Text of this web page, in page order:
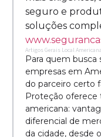
seguro e
soluções
Artigos Gerais Local Americana
Para quem busca
empresas em
do parceiro certo
Proteção oferece
americana:
diferencial de
da cidade, desde